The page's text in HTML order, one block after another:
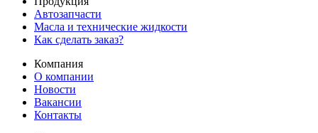
Автозапчасти
Масла и технические жидкости
Как сделать заказ?
Компания
О компании
Новости
Вакансии
Контакты